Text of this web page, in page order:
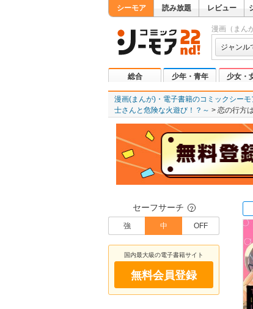
シーモア 読み放題 レビュー
漫画（まん
ジャンル
総合 少年・青年 少女・
漫画(まんが)・電子書籍のコミックシーモ
士さんと危険な火遊び！？～
恋の行方
セーフサーチ ？
強 中 OFF
国内最大級の電子書籍サイト
無料会員登録